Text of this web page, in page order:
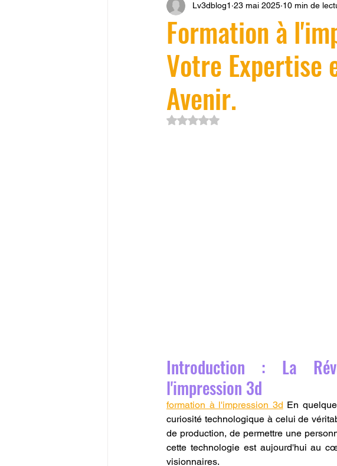
CONCESSION LV3D JEU LV3D
SCANNER 3D Formation à l'impression
filament 3D
Formation à
Votre Expertise
Avenir.
Lv3dblog1 23 mai 2025 10 min de
Noté NaN étoiles sur 5.
Introduction : La
l'impression 3d
formation à l'impression 3d En
curiosité technologique à celui de
de production, de permettre une
cette technologie est aujourd'hui au
visionnaires.